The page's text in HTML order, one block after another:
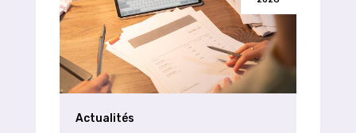
Actualités